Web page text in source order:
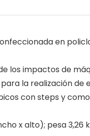
en
los impactos de
la realización de
con steps y
x alto); pesa 3,26